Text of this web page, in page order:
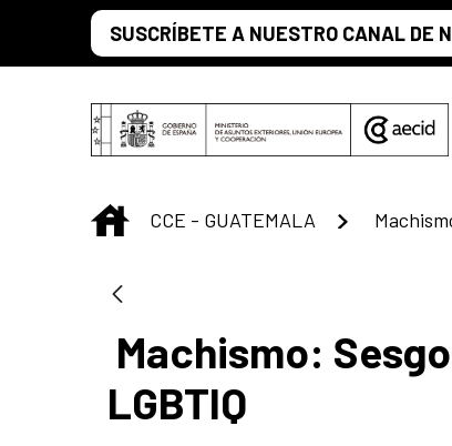
Saltar al contenido principal
SUSCRÍBETE A NUESTRO CANAL DE
INICIO
CCE - GUATEMALA
Machismo:
LGBTIQ